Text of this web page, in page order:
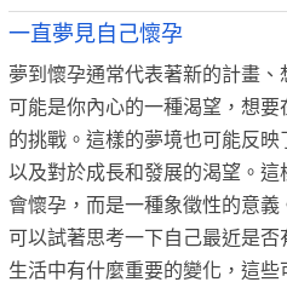
一直夢見自己懷孕
夢到懷孕通常代表著新的計畫
可能是你內心的一種渴望，想
的挑戰。這樣的夢境也可能反映
以及對於成長和發展的渴望。
會懷孕，而是一種象徵性的意義
可以試著思考一下自己最近是
生活中有什麼重要的變化，這些